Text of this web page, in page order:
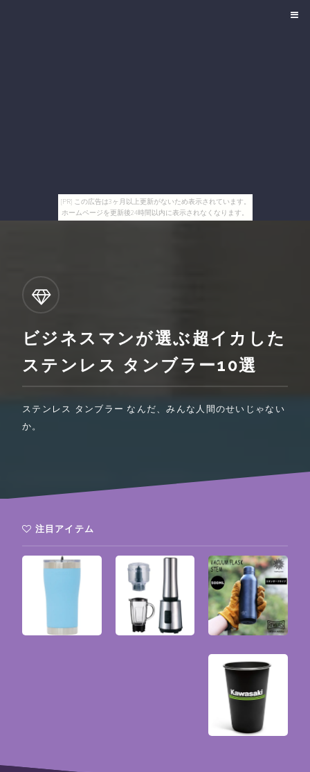
[PR] この広告は3ヶ月以上更新がないため表示されています。
ホームページを更新後24時間以内に表示されなくなります。
ビジネスマンが選ぶ超イカした
ステンレス タンブラー10選
ステンレス タンブラー なんだ、みんな人間のせいじゃない
か。
注目アイテム